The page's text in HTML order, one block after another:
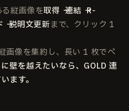
縦画像を取得 → 連結 → R-
説明文更新まで、クリック 1
画像を集約し、長い 1 枚でペ
壁を越えたいなら、GOLD 連
ます。